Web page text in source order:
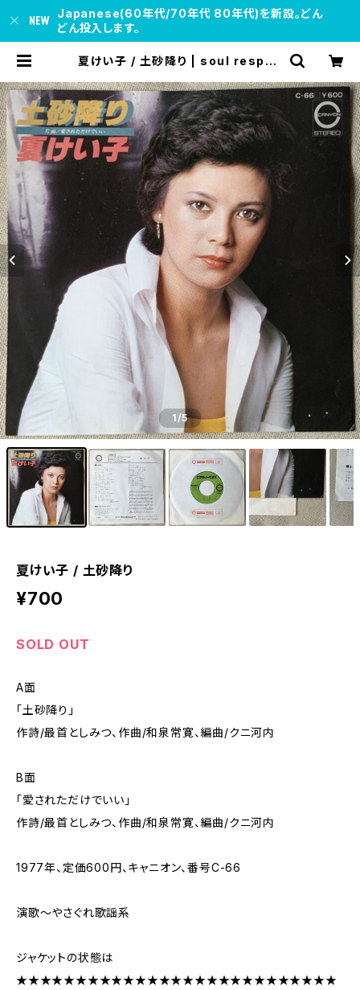
Japanese(60年代/70年代 80年代)を新設。どん
どん投入します。
夏けい子 / 土砂降り | soul respec
1/5
夏けい子 / 土砂降り
¥700
SOLD OUT
A面
「土砂降り」
作詩/最首としみつ、作曲/和泉常寛、編曲/クニ河内
B面
「愛されただけでいい」
作詩/最首としみつ、作曲/和泉常寛、編曲/クニ河内
1977年、定価600円、キャニオン、番号C-66
演歌～やさぐれ歌謡系
ジャケットの状態は
★★★★★★★★★★★★★★★★★★★★★★★★★★★